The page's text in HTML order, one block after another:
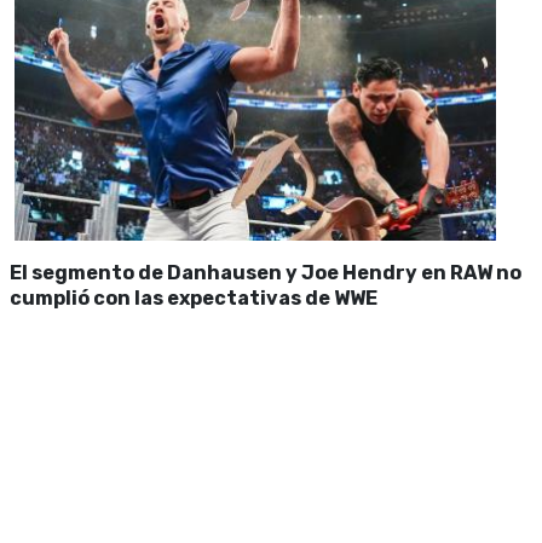
El segmento de Danhausen y Joe Hendry en RAW no
cumplió con las expectativas de WWE